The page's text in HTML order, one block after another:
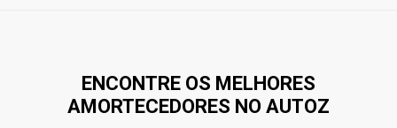
ENCONTRE OS MELHORES
AMORTECEDORES NO AUTOZ